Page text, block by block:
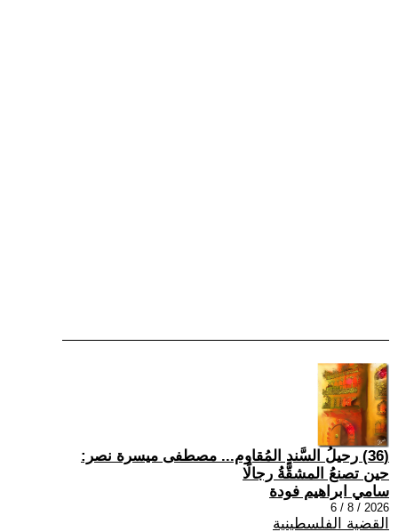
(36) رحيلُ السَّندِ المُقاوم... مصطفى ميسرة نصر:
حين تصنعُ المشقَّةُ رجالًا
سامي ابراهيم فودة
2026 / 8 / 6
القضية الفلسطينية